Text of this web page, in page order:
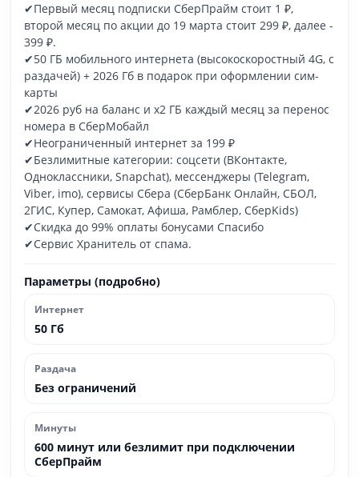
✔Первый месяц подписки СберПрайм стоит 1 ₽,
второй месяц по акции до 19 марта стоит 299 ₽, далее -
399 ₽.
✔50 ГБ мобильного интернета (высокоскоростный 4G, с
раздачей) + 2026 Гб в подарок при оформлении сим-
карты
✔2026 руб на баланс и х2 ГБ каждый месяц за перенос
номера в СберМобайл
✔Неограниченный интернет за 199 ₽
​✔Безлимитные категории: соцсети (ВКонтакте,
Одноклассники, Snapchat), мессенджеры (Telegram,
Viber, imо), сервисы Сбера (СберБанк Онлайн, СБОЛ,
2ГИС, Купер, Самокат, Афиша, Рамблер, СберKids)
✔Скидка до 99% оплаты бонусами Спасибо
✔Сервис Хранитель от спама.
Параметры (подробно)
Интернет
50 Гб
Раздача
Без ограничений
Минуты
600 минут или безлимит при подключении
СберПрайм